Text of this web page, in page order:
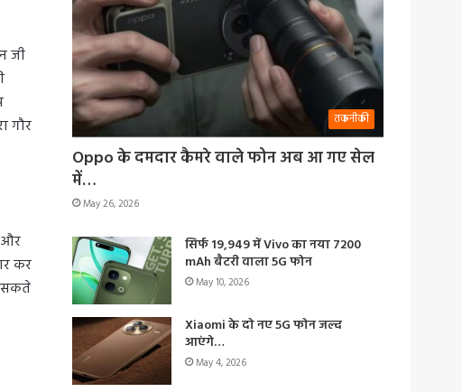
जी
गौर
और
कर
सकते
तकनीकी
Oppo के दमदार कैमरे वाले फोन अब आ गए सेल
में…
May 26, 2026
सिर्फ 19,949 में Vivo का नया 7200
mAh बैटरी वाला 5G फोन
May 10, 2026
Xiaomi के दो नए 5G फोन जल्द
आएंगे…
May 4, 2026